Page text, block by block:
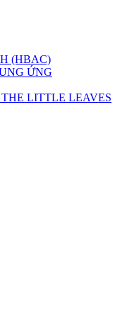
(HBAC)
ỨNG
LITTLE LEAVES